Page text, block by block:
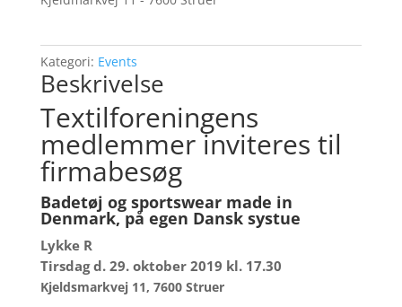
Kategori: Events
Beskrivelse
Textilforeningens
medlemmer inviteres til
firmabesøg
Badetøj og sportswear made in
Denmark, på egen Dansk systue
Lykke R
Tirsdag d. 29. oktober 2019 kl. 17.30
Kjeldsmarkvej 11, 7600 Struer